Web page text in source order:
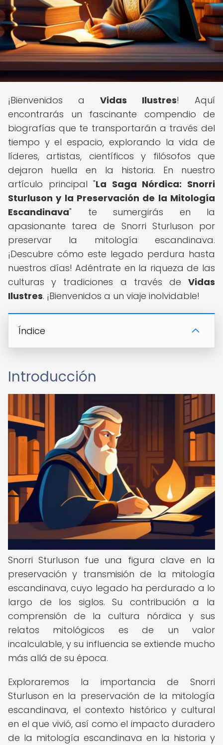
¡Bienvenidos a Vidas Ilustres! Aquí
encontrarás un fascinante compendio de
biografías que te transportarán a través del
tiempo y el espacio, explorando la vida de
líderes, artistas, científicos y filósofos que
dejaron huella en la historia. En nuestro
artículo principal "La Saga Nórdica: Snorri
Sturluson y la Preservación de la Mitología
Escandinava" te sumergirás en la
apasionante tarea de Snorri Sturluson por
preservar la mitología escandinava.
¡Descubre cómo este legado perdura hasta
nuestros días! Adéntrate en la riqueza de las
culturas y tradiciones a través de Vidas
Ilustres. ¡Bienvenidos a un viaje inolvidable!
Índice
Introducción
Snorri Sturluson fue una figura clave en la
preservación y transmisión de la mitología
escandinava, cuyo legado ha perdurado a lo
largo de los siglos. Su contribución a la
comprensión de la cultura nórdica y sus
relatos mitológicos es de un valor
incalculable, y su influencia se extiende mucho
más allá de su época.
Exploraremos la importancia de Snorri
Sturluson en la preservación de la mitología
escandinava, el contexto histórico y cultural
en el que vivió, así como el impacto duradero
de la mitología escandinava en la historia y